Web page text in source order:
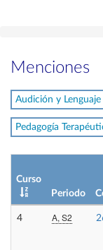
Menciones
Audición y Lenguaje
Pedagogía
Curso
Periodo
4 A, S2